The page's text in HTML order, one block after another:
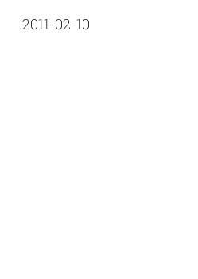
2011-02-10